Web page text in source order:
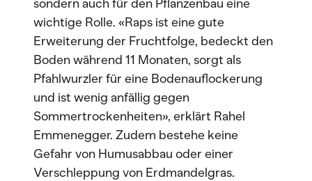
sondern auch für den Pflanzenbau eine
wichtige Rolle. «Raps ist eine gute
Erweiterung der Fruchtfolge, bedeckt den
Boden während 11 Monaten, sorgt als
Pfahlwurzler für eine Bodenauflockerung
und ist wenig anfällig gegen
Sommertrockenheiten», erklärt Rahel
Emmenegger. Zudem bestehe keine
Gefahr von Humusabbau oder einer
Verschleppung von Erdmandelgras.